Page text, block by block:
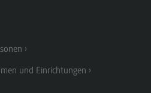
und Einrichtungen